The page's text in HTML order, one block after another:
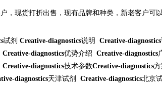
，现货打折出售，现有品牌和种类，新老客户可
试剂 Creative-diagnostics说明 Creative-diagnostics
Creative-diagnostics优势介绍 Creative-diagnostics
Creative-diagnostics技术参数Creative-diagnostics
diagnostics天津试剂 Creative-diagnostics北京